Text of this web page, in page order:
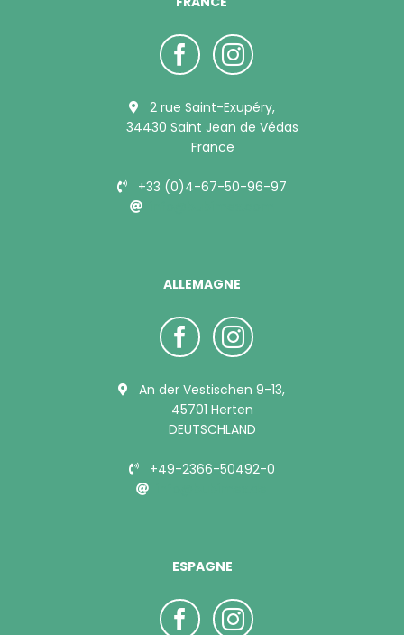
2 rue Saint-Exupéry,
34430 Saint Jean de Védas
France
+33 (0)4-67-50-96-97
ALLEMAGNE
An der Vestischen 9-13,
45701 Herten
DEUTSCHLAND
+49-2366-50492-0
ESPAGNE